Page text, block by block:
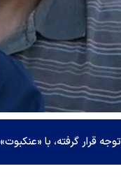
قرار گرفته، با